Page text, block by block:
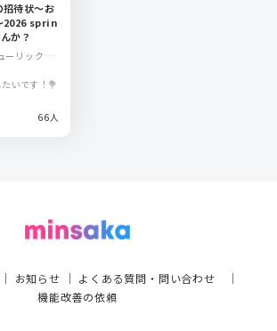
招待状～お
2026 sprin
か？
ーリックホ
いです！💐
66人
｜ お知らせ ｜ よくある質問・問い合わせ ｜
機能改善の依頼